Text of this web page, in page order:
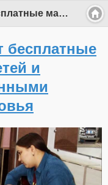
В Тюмени организуют бесплатные мастер-классы для детей и взрослых с ограниченными возможностями здоровья
бесплатные
и